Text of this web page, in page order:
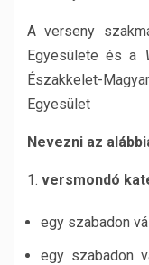
A verseny
Egyesülete és a
Északkelet-
Egyesület
Nevezni az
1. versmondó
egy szabadon
egy szabadon